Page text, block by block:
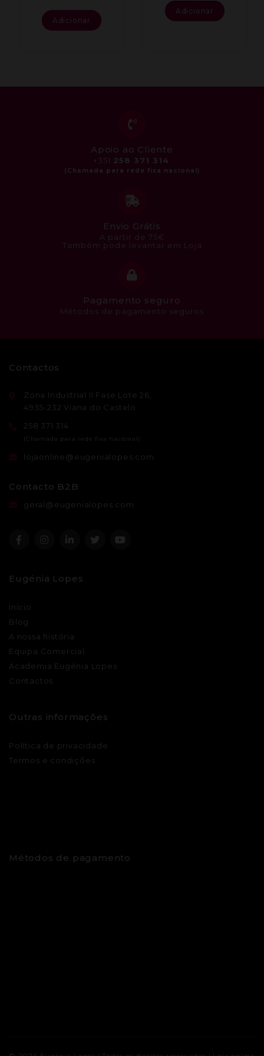
Adicionar
Adicionar
Apoio ao Cliente
+351 258 371 314
Envio Grátis
A partir de 75€
Também pode levantar em Loja
Pagamento seguro
Métodos de pagamento seguros
Contactos
Zona Industrial II Fase Lote 26,
4935-232 Viana do Castelo
258 371 314
lojaonline@eugenialopes.com
Contacto B2B
geral@eugenialopes.com
Eugénia Lopes
Início
Blog
A nossa história
Equipa Comercial
Academia Eugénia Lopes
Contactos
Outras informações
Política de privacidade
Termos e condições
Métodos de pagamento